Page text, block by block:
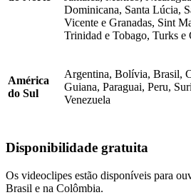
Dominicana, Santa Lúcia,
Vicente e Granadas, Sint
Trinidad e Tobago, Turks e
América
do Sul
Argentina, Bolívia, Brasil,
Guiana, Paraguai, Peru,
Venezuela
Disponibilidade gratuita
Os videoclipes estão disponíveis para
Brasil e na Colômbia.